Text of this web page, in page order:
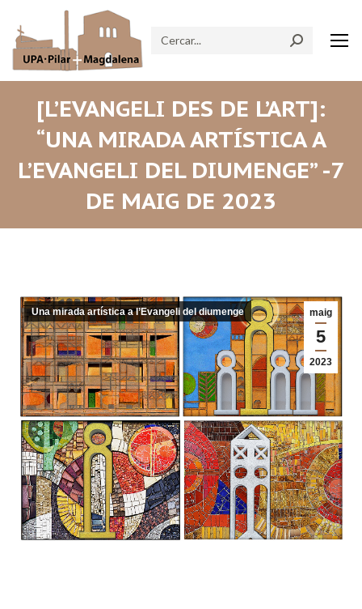
Search:
[L’EVANGELI DES DE L’ART]:
“UNA MIRADA ARTÍSTICA A
L’EVANGELI DEL DIUMENGE” -7
DE MAIG DE 2023
maig
5
2023
Una mirada artística a l’Evangeli del diumenge